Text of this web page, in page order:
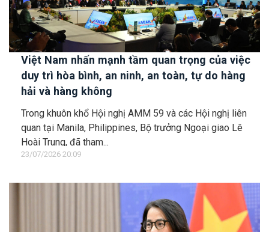
Việt Nam nhấn mạnh tầm quan trọng của việc
duy trì hòa bình, an ninh, an toàn, tự do hàng
hải và hàng không
Trong khuôn khổ Hội nghị AMM 59 và các Hội nghị liên
quan tại Manila, Philippines, Bộ trưởng Ngoại giao Lê
Hoài Trung, đã tham...
23/07/2026 20:09